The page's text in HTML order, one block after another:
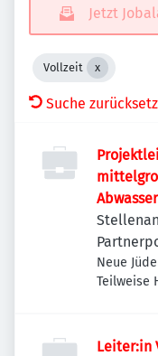
Jetzt
Vollzeit
Suche
Neue
Teilweise
Leiter:in